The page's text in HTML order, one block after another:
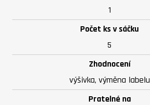
1
Počet ks v sáčku
5
Zhodnocení
výšivka, výměna labelu
Pratelné na